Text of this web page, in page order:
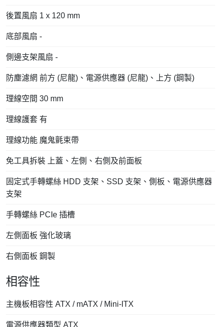
後置風扇 1 x 120 mm
底部風扇 -
側邊支架風扇 -
防塵濾網 前方 (尼龍)、電源供應器 (尼龍)、上方 (鋼製)
理線空間 30 mm
理線護套 有
理線功能 魔鬼氈束帶
免工具拆裝 上蓋、左側、右側及前面板
固定式手轉螺絲 HDD 支架、SSD 支架、側板、電源供應器
支架
手轉螺絲 PCIe 插槽
左側面板 強化玻璃
右側面板 鋼製
相容性
主機板相容性 ATX / mATX / Mini-ITX
電源供應器類型 ATX